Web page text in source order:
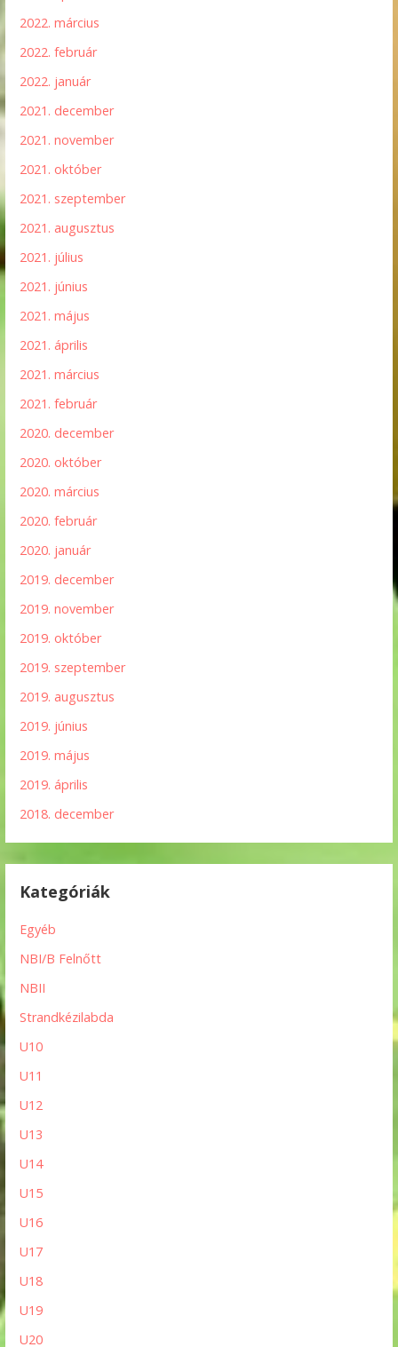
2022. március
2022. február
2022. január
2021. december
2021. november
2021. október
2021. szeptember
2021. augusztus
2021. július
2021. június
2021. május
2021. április
2021. március
2021. február
2020. december
2020. október
2020. március
2020. február
2020. január
2019. december
2019. november
2019. október
2019. szeptember
2019. augusztus
2019. június
2019. május
2019. április
2018. december
Kategóriák
Egyéb
NBI/B Felnőtt
NBII
Strandkézilabda
U10
U11
U12
U13
U14
U15
U16
U17
U18
U19
U20